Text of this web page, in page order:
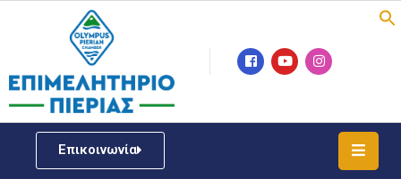
Επικοινωνία
Επιμελητήριο
Νέα